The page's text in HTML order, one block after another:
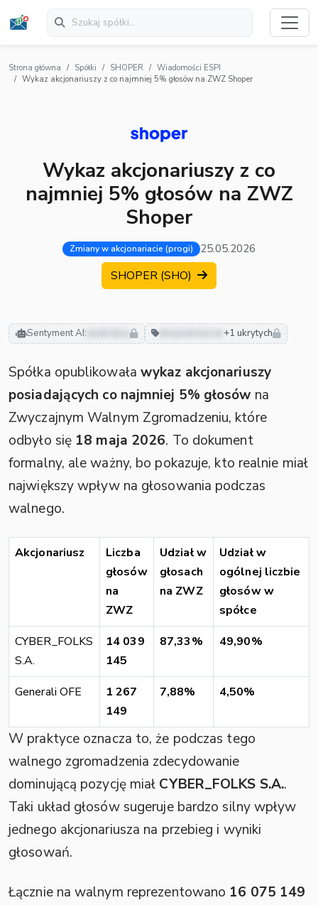
Strona główna Spółki SHOPER
Wiadomości ESPI
Wykaz akcjonariuszy z co najmniej 5% głosów na ZWZ Shoper
Wykaz akcjonariuszy z co
najmniej 5% głosów na ZWZ
Shoper
Zmiany w akcjonariacie (progi) 25.05.2026
SHOPER (SHO)
Sentyment AI: neutralny +1 ukrytych
Spółka opublikowała wykaz akcjonariuszy
posiadających co najmniej 5% głosów na
Zwyczajnym Walnym Zgromadzeniu, które
odbyło się 18 maja 2026. To dokument
formalny, ale ważny, bo pokazuje, kto realnie miał
największy wpływ na głosowania podczas
walnego.
Akcjonariusz
Liczba
głosów
na
ZWZ
Udział w
głosach
na ZWZ
Udział w
ogólnej liczbie
głosów w
spółce
CYBER_FOLKS
S.A.
14 039
145
87,33% 49,90%
Generali OFE
1 267
149
7,88% 4,50%
W praktyce oznacza to, że podczas tego
walnego zgromadzenia zdecydowanie
dominującą pozycję miał CYBER_FOLKS S.A..
Taki układ głosów sugeruje bardzo silny wpływ
jednego akcjonariusza na przebieg i wyniki
głosowań.
Łącznie na walnym reprezentowano 16 075 149